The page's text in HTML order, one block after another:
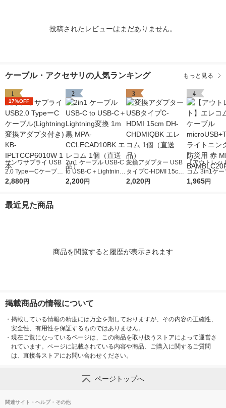
投稿されたレビューはまだありません。
ケーブル・アクセサリの人気ランキング もっと見る
1
17%OFF
サンワサプライ USB
2.0 TypeーCケーブル
(Lightning変換アダプ
2,880円
2
2in1 ケーブル USB-C
to USB-C＋Lightning
変換 1m 黒 MPA-CCL
2,200円
3
変換アダプター USB
タイプC-HDMI 15cm
DH-CHDMIQBK エレ
2,020円
4
【アウトレッ
コム 3in1ケー
1,965円
最近見た商品
商品を閲覧すると履歴が表示されます
掲載商品の情報について
・ 掲載している情報の精度には万全を期しておりますが、その内容の正確性、
安全性、有用性を保証するものではありません。
・ 現在ご覧になっているページは、この商品を取り扱うストアによって運営さ
れています。ページに記載されている内容や商品、ご購入に関するご質問
は、直接各ストアにお問い合わせください。
ページトップへ
関連サイト・ヘルプ・その他